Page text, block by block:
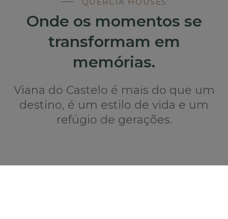
Onde os momentos se
transformam em
memórias.
Viana do Castelo é mais do que um
destino, é um estilo de vida e um
refúgio de gerações.